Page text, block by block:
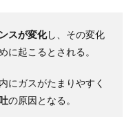
スが変化し、その変化
に起こるとされる。
にガスがたまりやすく
の原因となる。